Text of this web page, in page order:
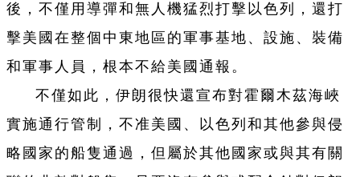
後，不僅用導彈和無人機猛烈打擊以色列，還打
擊美國在整個中東地區的軍事基地、設施、裝備
和軍事人員，根本不給美國通報。
不僅如此，伊朗很快還宣布對霍爾木茲海峽
實施通行管制，不准美國、以色列和其他參與侵
略國家的船隻通過，但屬於其他國家或與其有關